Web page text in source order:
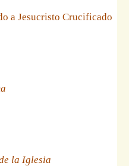
a Jesucristo Crucificado
la Iglesia